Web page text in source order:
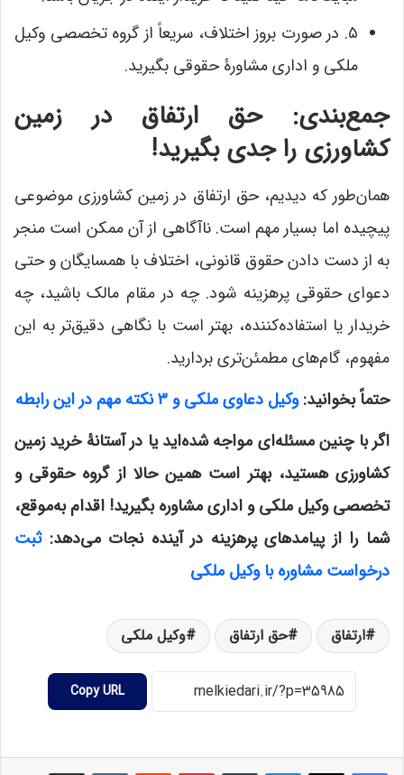
۵. در صورت بروز اختلاف، سریعاً از گروه تخصصی وکیل
ملکی و اداری مشاورۀ حقوقی بگیرید.
جمع‌بندی: حق ارتفاق در زمین
کشاورزی را جدی بگیرید!
همان‌طور که دیدیم، حق ارتفاق در زمین کشاورزی موضوعی
پیچیده اما بسیار مهم است. ناآگاهی از آن ممکن است منجر
به از دست دادن حقوق قانونی، اختلاف با همسایگان و حتی
دعوای حقوقی پرهزینه شود. چه در مقام مالک باشید، چه
خریدار یا استفاده‌کننده، بهتر است با نگاهی دقیق‌تر به این
مفهوم، گام‌های مطمئن‌تری بردارید.
حتماً بخوانید:وکیل دعاوی ملکی و ۳ نکته مهم در این رابطه
اگر با چنین مسئله‌ای مواجه شده‌اید یا در آستانۀ خرید زمین
کشاورزی هستید، بهتر است همین حالا از گروه حقوقی و
تخصصی وکیل ملکی و اداری مشاوره بگیرید! اقدام به‌موقع،
شما را از پیامدهای پرهزینه در آینده نجات می‌دهد:ثبت
درخواست مشاوره با وکیل ملکی
ارتفاق حق ارتفاق وکیل ملکی
Copy URL